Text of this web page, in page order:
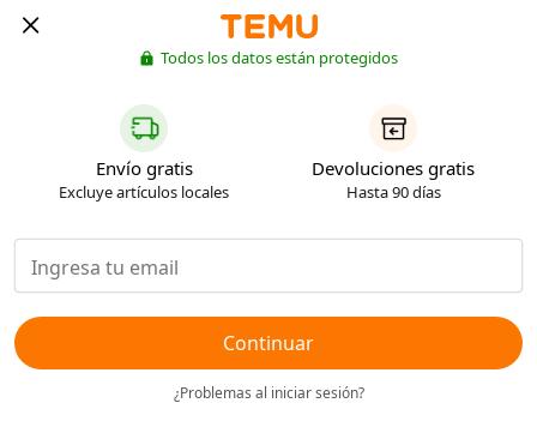
Todos los datos están protegidos
Envío gratis
Excluye artículos locales
Devoluciones gratis
Hasta 90 días
Continuar
¿Problemas al iniciar sesión?